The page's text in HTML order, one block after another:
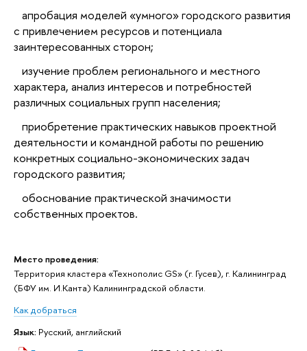
Место проведения:
Территория кластера «Технополис GS» (г. Гусев), г. Калининград
(БФУ им. И.Канта) Калининградской области.
Как добраться
Язык: Русский, английский
апробация моделей «умного» городского развития
с привлечением ресурсов и потенциала
заинтересованных сторон;
изучение проблем регионального и местного
характера, анализ интересов и потребностей
различных социальных групп населения;
приобретение практических навыков проектной
деятельности и командной работы по решению
конкретных социально-экономических задач
городского развития;
обоснование практической значимости
собственных проектов.